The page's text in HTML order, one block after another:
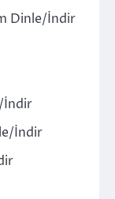
Dinle/İndir
İndir
İndir